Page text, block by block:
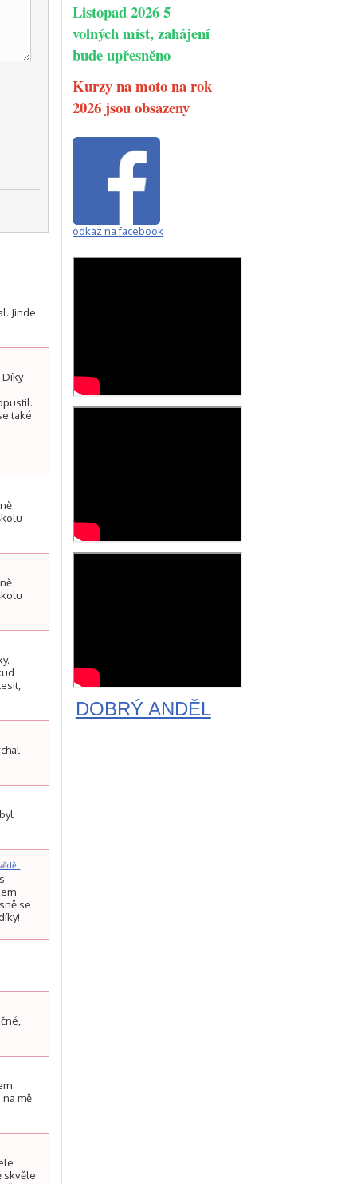
Jinde
Díky
také
se
mě
skvěle
Listopad 2026 5
volných míst, zahájení
bude upřesněno
Kurzy na moto na rok
2026 jsou obsazeny
odkaz na facebook
DOBRÝ ANDĚL